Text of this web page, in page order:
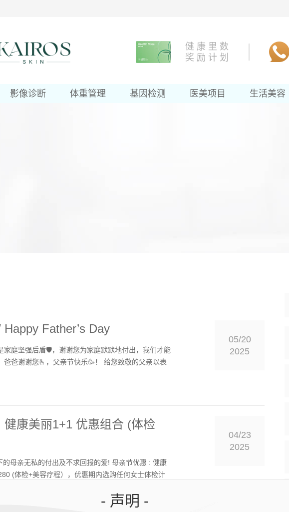
健 康 里 数
奖 励 计 划
影像诊断 体重管理 基因检测 医美项目 生活美容
Father’s Day
家庭坚强后盾🛡，谢谢您为家庭默默地付出，我们才能
爸爸谢谢您🫰，父亲节快乐🥳！ 给您致敬的父亲以表
05/20
2025
健康美丽1+1 优惠组合 (体检
的母亲无私的付出及不求回报的爱! 母亲节优惠 : 健康
(体检+美容疗程），优惠期内选购任何女士体检计
。
04/23
2025
- 声明 -